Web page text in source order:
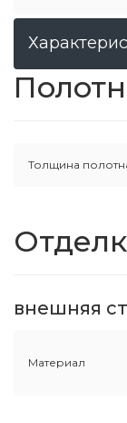
Толщина
внешняя
Материал